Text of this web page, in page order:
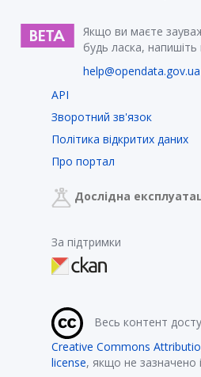
Якщо ви маєте
будь ласка, напишіть
help@opendata.gov.ua
API
Зворотний зв'язок
Політика відкритих даних
Про портал
Дослідна
За підтримки
Весь контент
Creative Commons
license, якщо не зазначено